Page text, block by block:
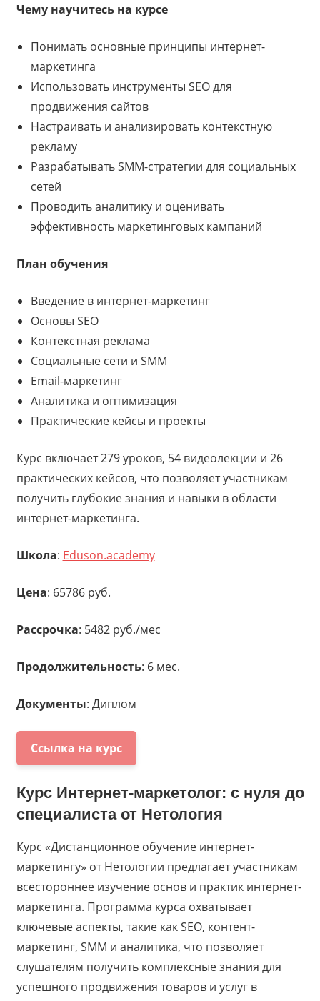
Чему научитесь на курсе
Понимать основные принципы интернет-
маркетинга
Использовать инструменты SEO для
продвижения сайтов
Настраивать и анализировать контекстную
рекламу
Разрабатывать SMM-стратегии для социальных
сетей
Проводить аналитику и оценивать
эффективность маркетинговых кампаний
План обучения
Введение в интернет-маркетинг
Основы SEO
Контекстная реклама
Социальные сети и SMM
Email-маркетинг
Аналитика и оптимизация
Практические кейсы и проекты
Курс включает 279 уроков, 54 видеолекции и 26
практических кейсов, что позволяет участникам
получить глубокие знания и навыки в области
интернет-маркетинга.
Школа: Eduson.academy
Цена: 65786 руб.
Рассрочка: 5482 руб./мес
Продолжительность: 6 мес.
Документы: Диплом
Ссылка на курс
Курс Интернет-маркетолог: с нуля до
cпециалистаот Нетология
Курс «Дистанционное обучение интернет-
маркетингу» от Нетологии предлагает участникам
всестороннее изучение основ и практик интернет-
маркетинга. Программа курса охватывает
ключевые аспекты, такие как SEO, контент-
маркетинг, SMM и аналитика, что позволяет
слушателям получить комплексные знания для
успешного продвижения товаров и услуг в